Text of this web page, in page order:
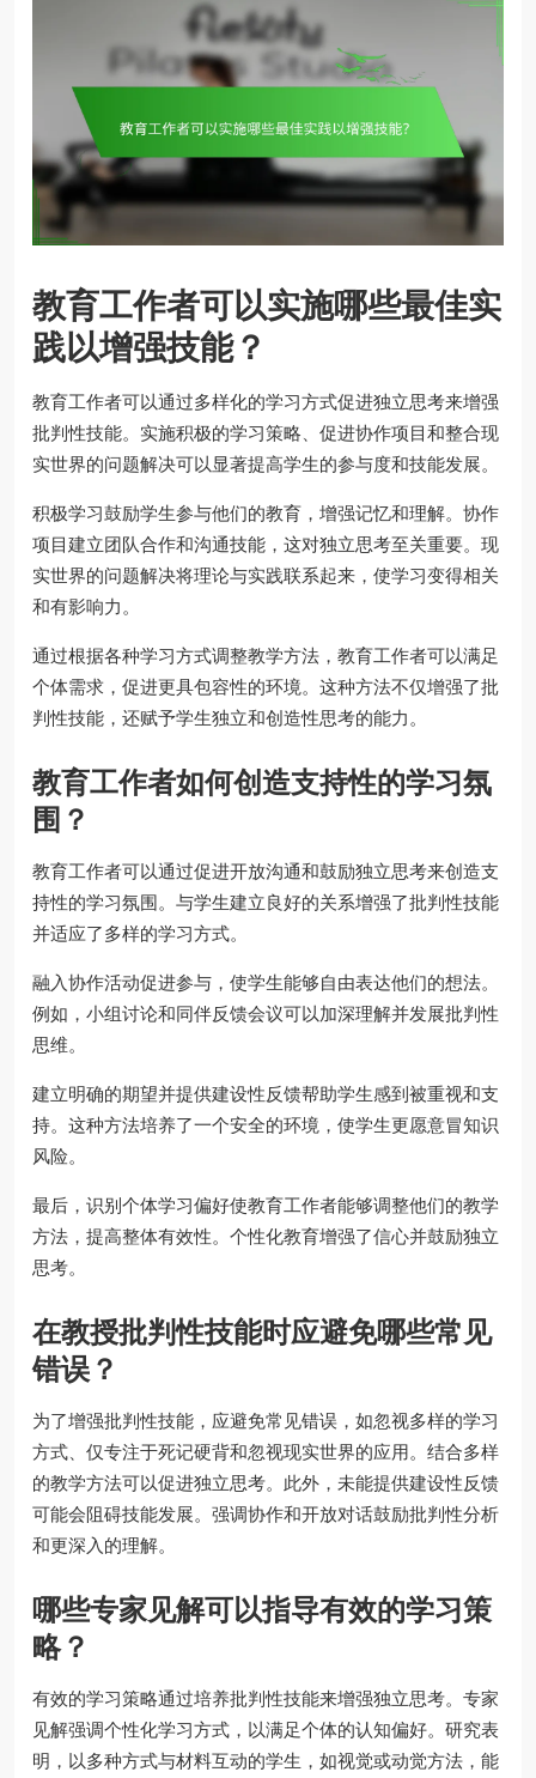
教育工作者可以实施哪些最佳实
践以增强技能？
教育工作者可以通过多样化的学习方式促进独立思考来增强
批判性技能。实施积极的学习策略、促进协作项目和整合现
实世界的问题解决可以显著提高学生的参与度和技能发展。
积极学习鼓励学生参与他们的教育，增强记忆和理解。协作
项目建立团队合作和沟通技能，这对独立思考至关重要。现
实世界的问题解决将理论与实践联系起来，使学习变得相关
和有影响力。
通过根据各种学习方式调整教学方法，教育工作者可以满足
个体需求，促进更具包容性的环境。这种方法不仅增强了批
判性技能，还赋予学生独立和创造性思考的能力。
教育工作者如何创造支持性的学习氛
围？
教育工作者可以通过促进开放沟通和鼓励独立思考来创造支
持性的学习氛围。与学生建立良好的关系增强了批判性技能
并适应了多样的学习方式。
融入协作活动促进参与，使学生能够自由表达他们的想法。
例如，小组讨论和同伴反馈会议可以加深理解并发展批判性
思维。
建立明确的期望并提供建设性反馈帮助学生感到被重视和支
持。这种方法培养了一个安全的环境，使学生更愿意冒知识
风险。
最后，识别个体学习偏好使教育工作者能够调整他们的教学
方法，提高整体有效性。个性化教育增强了信心并鼓励独立
思考。
在教授批判性技能时应避免哪些常见
错误？
为了增强批判性技能，应避免常见错误，如忽视多样的学习
方式、仅专注于死记硬背和忽视现实世界的应用。结合多样
的教学方法可以促进独立思考。此外，未能提供建设性反馈
可能会阻碍技能发展。强调协作和开放对话鼓励批判性分析
和更深入的理解。
哪些专家见解可以指导有效的学习策
略？
有效的学习策略通过培养批判性技能来增强独立思考。专家
见解强调个性化学习方式，以满足个体的认知偏好。研究表
明，以多种方式与材料互动的学生，如视觉或动觉方法，能